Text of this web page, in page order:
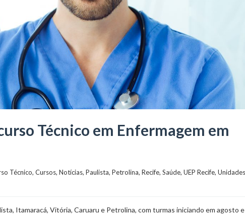
Técnico em Enfermagem em
Técnico, Cursos, Notícias, Paulista, Petrolina, Recife, Saúde, UEP Recife, Unidades
Itamaracá, Vitória, Caruaru e Petrolina, com turmas iniciando em agosto e